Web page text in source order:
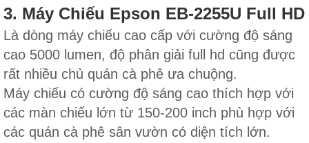
3. Máy Chiếu Epson EB-2255U Full HD
Là dòng máy chiếu cao cấp với cường độ sáng
cao 5000 lumen, độ phân giải full hd cũng được
rất nhiều chủ quán cà phê ưa chuộng.
Máy chiếu có cường độ sáng cao thích hợp với
các màn chiếu lớn từ 150-200 inch phù hợp với
các quán cà phê sân vườn có diện tích lớn.